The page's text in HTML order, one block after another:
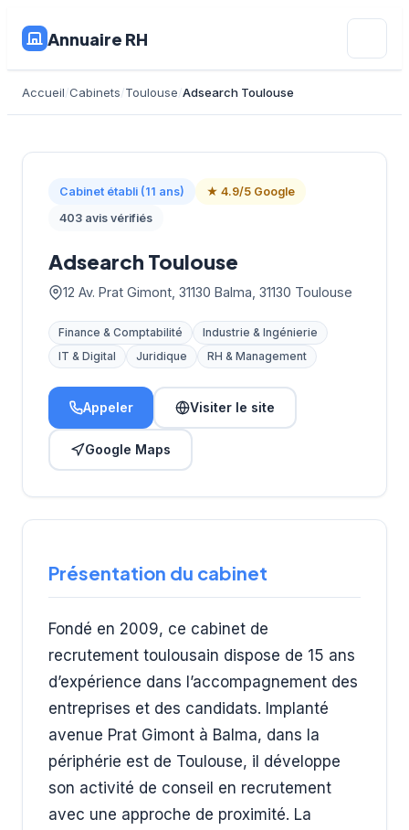
Annuaire RH
Accueil Cabinets Toulouse Adsearch Toulouse
Cabinet établi (11 ans)
★ 4.9/5 Google
403 avis vérifiés
Adsearch Toulouse
12 Av. Prat Gimont, 31130 Balma, 31130 Toulouse
Finance & Comptabilité
Industrie & Ingénierie
IT & Digital
Juridique RH & Management
Appeler Visiter le site
Google Maps
Présentation du cabinet
Fondé en 2009, ce cabinet de
recrutement toulousain dispose de 15 ans
d’expérience dans l’accompagnement des
entreprises et des candidats. Implanté
avenue Prat Gimont à Balma, dans la
périphérie est de Toulouse, il développe
son activité de conseil en recrutement
avec une approche de proximité. La